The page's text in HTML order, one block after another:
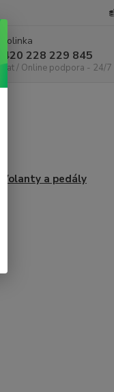
Infolinka
+420 228 229 845
Chat / Online podpora - 24/7
Volanty a pedály